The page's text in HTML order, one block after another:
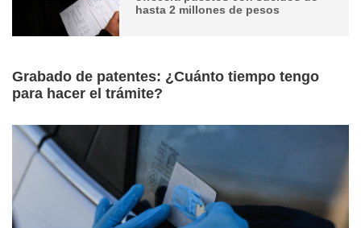
hasta 2 millones de pesos
Grabado de patentes: ¿Cuánto tiempo tengo
para hacer el trámite?